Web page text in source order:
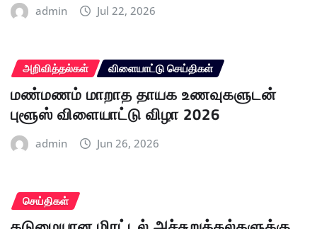
admin Jul 22, 2026
அறிவித்தல்கள் விளையாட்டு செய்திகள்
மண்மணம் மாறாத தாயக உணவுகளுடன்
புளூஸ் விளையாட்டு விழா 2026
admin Jun 26, 2026
செய்திகள்